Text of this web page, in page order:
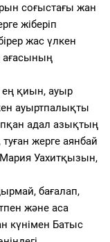
соғыстағы жан
жіберіп
жас үлкен
ағаcының
қиын, ауыр
ауыртпалықты
адал азықтың
жерге аянбай
Мария Уахитқызын,
бағалап,
және аса
күнімен Батыс